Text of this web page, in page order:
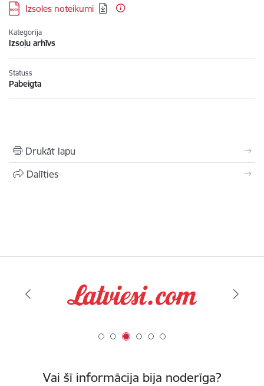
Lejupielādēt:
Izsoles noteikumi
Kategorija
Izsoļu arhīvs
Statuss
Pabeigta
Drukāt lapu
Dalīties
Vai šī informācija bija noderīga?